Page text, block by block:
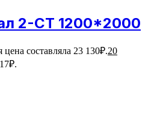
2-СТ 1200*2000
цена составляла 23 130₽.20